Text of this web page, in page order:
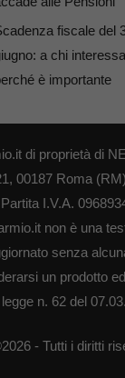
fiscale del
a chi
è importante
di proprietà di
00187 Roma
Partita I.V.A.
non è una
senza
un prodotto
legge n. 62 del
- Tutti i diritti